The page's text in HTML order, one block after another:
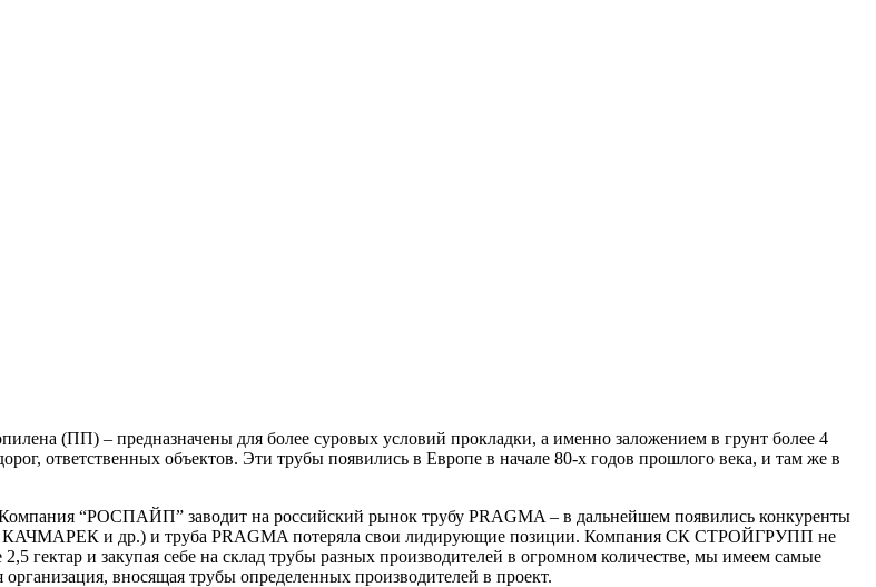
(ПП) – предназначены для более суровых условий прокладки, а именно заложением в грунт более 4
ответственных объектов. Эти трубы появились в Европе в начале 80-х годов прошлого века, и там же в
“РОСПАЙП” заводит на российский рынок трубу PRAGMA – в дальнейшем появились конкуренты
и др.) и труба PRAGMA потеряла свои лидирующие позиции. Компания СК СТРОЙГРУПП не
гектар и закупая себе на склад трубы разных производителей в огромном количестве, мы имеем самые
вносящая трубы определенных производителей в проект.